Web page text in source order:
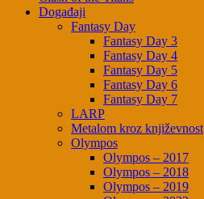
Događaji
Fantasy Day
Fantasy Day 3
Fantasy Day 4
Fantasy Day 5
Fantasy Day 6
Fantasy Day 7
LARP
Metalom kroz književnost
Olympos
Olympos – 2017
Olympos – 2018
Olympos – 2019